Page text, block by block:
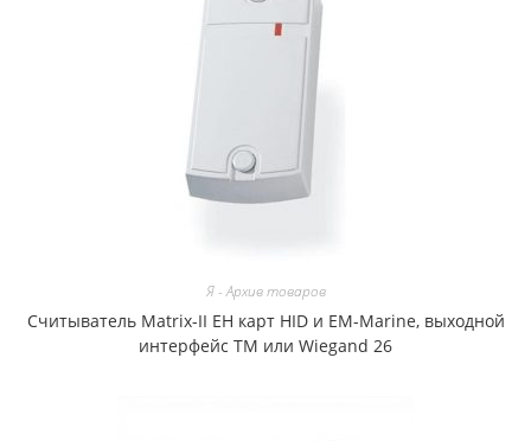
Я - Архив товаров
Считыватель Matrix-II EH карт HID и EM-Marine, выходной
интерфейс ТМ или Wiegand 26